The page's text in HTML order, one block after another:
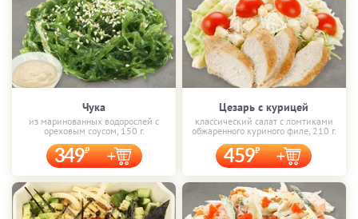
Чука
из маринованных водорослей с
ореховым соусом, 150 г.
349
Цезарь с курицей
классический салат с ломтиками
обжаренного куриного филе, 210 г.
459